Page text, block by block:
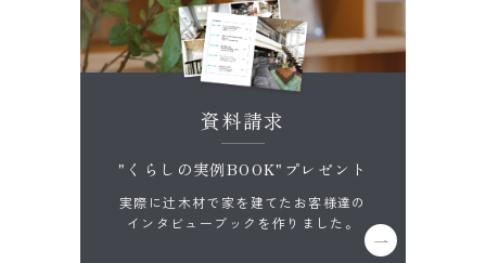
資料請求
"くらしの実例BOOK"プレゼント
実際に辻木材で家を建てたお客様達の
インタビューブックを作りました。